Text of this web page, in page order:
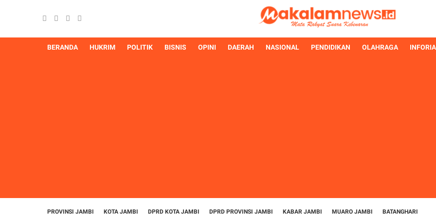
BERANDA HUKRIM POLITIK BISNIS OPINI DAERAH NASIONAL PENDIDIKAN OLAHRAGA
PROVINSI JAMBI KOTA JAMBI DPRD KOTA JAMBI DPRD PROVINSI JAMBI KABAR JAMBI MUARO JAMBI BATANGHARI